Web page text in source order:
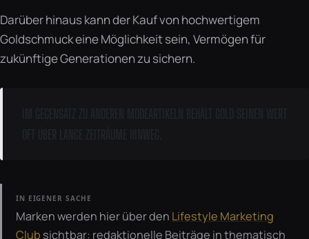
Darüber hinaus kann der Kauf von hochwertigem
Goldschmuck eine Möglichkeit sein, Vermögen für
zukünftige Generationen zu sichern.
IN EIGENER SACHE
Marken werden hier über den Lifestyle Marketing
Club sichtbar: redaktionelle Beiträge in thematisch